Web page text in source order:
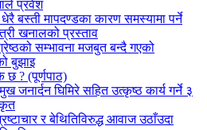
प्रवेश
बस्ती मापदण्डका कारण समस्यामा पर्ने
खनालको प्रस्ताव
सम्भावना मजबुत बन्दै गएको
बुझाइ
छ ? (पूर्णपाठ)
जनार्दन घिमिरे सहित उत्कृष्ठ कार्य गर्ने ३
र बेथितिविरुद्ध आवाज उठाँउदा